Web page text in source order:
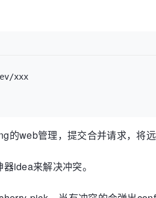
xxx
的web管理，提交合并请求，将
idea来解决冲突。